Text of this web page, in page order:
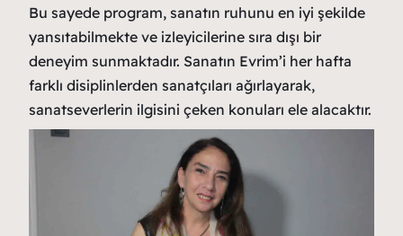
Bu sayede program, sanatın ruhunu en iyi şekilde
yansıtabilmekte ve izleyicilerine sıra dışı bir
deneyim sunmaktadır. Sanatın Evrim’i her hafta
farklı disiplinlerden sanatçıları ağırlayarak,
sanatseverlerin ilgisini çeken konuları ele alacaktır.